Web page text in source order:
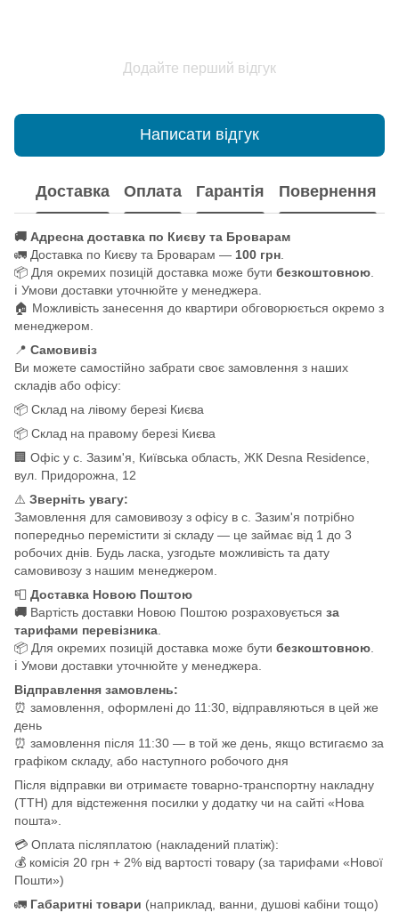
Додайте перший відгук
Написати відгук
Доставка Оплата Гарантія Повернення
🚚 Адресна доставка по Києву та Броварам
🚛 Доставка по Києву та Броварам — 100 грн
📦 Для окремих позицій доставка може бути безкоштовною
ℹ️ Умови доставки уточнюйте у менеджера.
🏠 Можливість занесення до квартири обговорюється окремо з
менеджером.
📍 Самовивіз
Ви можете самостійно забрати своє замовлення з наших
складів або офісу:
📦 Склад на лівому березі Києва
📦 Склад на правому березі Києва
🏢 Офіс у с. Зазим'я, Київська область, ЖК Desna Residence,
вул. Придорожна, 12
⚠️ Зверніть увагу:
Замовлення для самовивозу з офісу в с. Зазим'я потрібно
попередньо перемістити зі складу — це займає від 1 до 3
робочих днів. Будь ласка, узгодьте можливість та дату
самовивозу з нашим менеджером.
📮 Доставка Новою Поштою
🚚 Вартість доставки Новою Поштою розраховується за
тарифами перевізника
📦 Для окремих позицій доставка може бути безкоштовною
ℹ️ Умови доставки уточнюйте у менеджера.
Відправлення замовлень:
⏰ замовлення, оформлені до 11:30, відправляються в цей же
день
⏰ замовлення після 11:30 — в той же день, якщо встигаємо за
графіком складу, або наступного робочого дня
Після відправки ви отримаєте товарно-транспортну накладну
(ТТН) для відстеження посилки у додатку чи на сайті «Нова
пошта».
💳 Оплата післяплатою (накладений платіж):
💰 комісія 20 грн + 2% від вартості товару (за тарифами «Нової
Пошти»)
🚛 Габаритні товари (наприклад, ванни, душові кабіни тощо)